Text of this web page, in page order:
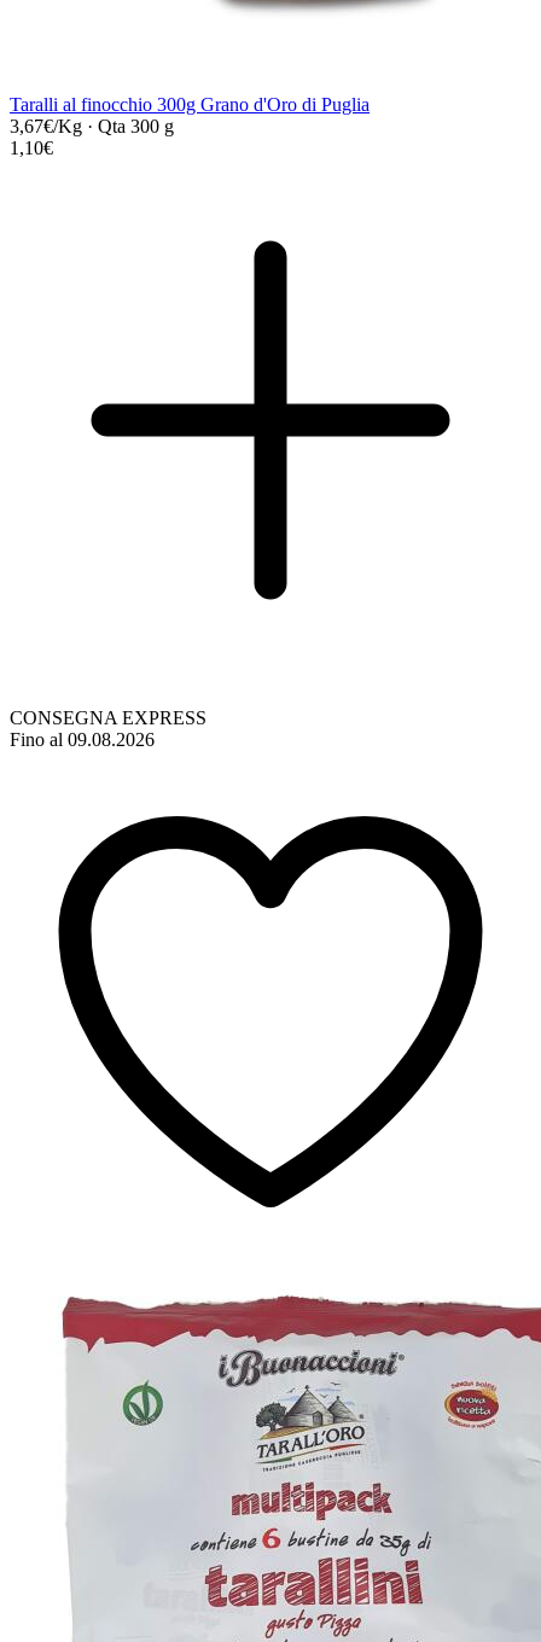
Taralli al finocchio 300g Grano d'Oro di Puglia
3,67€/Kg · Qta 300 g
1,10€
CONSEGNA EXPRESS
Fino al 09.08.2026